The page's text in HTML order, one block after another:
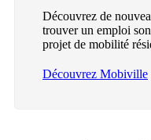
Découvrez de
trouver un emploi
projet de mobilité
Découvrez Mobiville